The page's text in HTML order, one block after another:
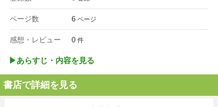
ページ数 6 ページ
感想・レビュー 0 件
▶︎あらすじ・内容を見る
書店で詳細を見る